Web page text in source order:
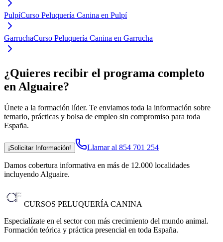
PulpíCurso Peluquería Canina en Pulpí
GarruchaCurso Peluquería Canina en Garrucha
¿Quieres recibir el programa completo
en Alguaire?
Únete a la formación líder. Te enviamos toda la información sobre
temario, prácticas y bolsa de empleo sin compromiso para toda
España.
¡Solicitar Información! Llamar al 854 701 254
Damos cobertura informativa en más de 12.000 localidades
incluyendo Alguaire.
CURSOS PELUQUERÍA CANINA
Especialízate en el sector con más crecimiento del mundo animal.
Formación teórica y práctica presencial en toda España.